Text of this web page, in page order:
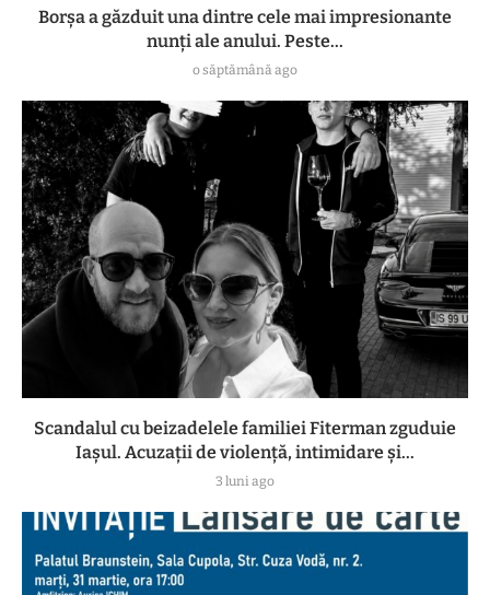
Borșa a găzduit una dintre cele mai impresionante
nunți ale anului. Peste...
o săptămână ago
Scandalul cu beizadelele familiei Fiterman zguduie
Iașul. Acuzații de violență, intimidare și...
3 luni ago